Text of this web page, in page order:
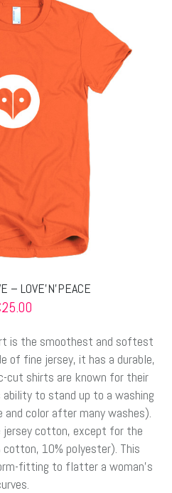
Varianten
auf.
können
auf
Produktseite
gewählt
werden
– LOVE’N’PEACE
25.00
is the smoothest and softest
of fine jersey, it has a durable,
cut shirts are known for their
to stand up to a washing
color after many washes).
jersey cotton, except for the
10% polyester). This
fitting to flatter a woman’s